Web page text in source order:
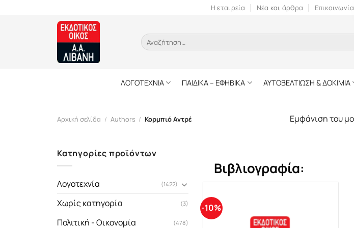
Η εταιρεία Νέα και άρθρα Επικοινωνία
Αναζήτηση
για:
ΛΟΓΟΤΕΧΝΙΑ ΠΑΙΔΙΚΑ – ΕΦΗΒΙΚΑ ΑΥΤΟΒΕΛΤΙΩΣΗ & ΔΟΚΙΜΙΑ
Αρχική σελίδα / Authors / Κορμπιό Αντρέ Εμφάνιση του
Κατηγορίες προϊόντων
Λογοτεχνία (1422)
Χωρίς κατηγορία (3)
Πολιτική - Οικονομία (478)
Βιβλιογραφία:
-10%